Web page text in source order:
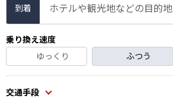
到着 ホテルや観光地などの目的地
乗り換え速度
ゆっくり
ふつう
交通手段